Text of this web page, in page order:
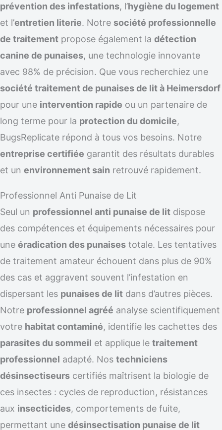
prévention des infestations, l’hygiène du logement
et l’entretien literie. Notre société professionnelle
de traitement propose également la détection
canine de punaises, une technologie innovante
avec 98% de précision. Que vous recherchiez une
société traitement de punaises de lit à Heimersdorf
pour une intervention rapide ou un partenaire de
long terme pour la protection du domicile,
BugsReplicate répond à tous vos besoins. Notre
entreprise certifiée garantit des résultats durables
et un environnement sain retrouvé rapidement.
Professionnel Anti Punaise de Lit
Seul un professionnel anti punaise de lit dispose
des compétences et équipements nécessaires pour
une éradication des punaises totale. Les tentatives
de traitement amateur échouent dans plus de 90%
des cas et aggravent souvent l’infestation en
dispersant les punaises de lit dans d’autres pièces.
Notre professionnel agréé analyse scientifiquement
votre habitat contaminé, identifie les cachettes des
parasites du sommeil et applique le traitement
professionnel adapté. Nos techniciens
désinsectiseurs certifiés maîtrisent la biologie de
ces insectes : cycles de reproduction, résistances
aux insecticides, comportements de fuite,
permettant une désinsectisation punaise de lit